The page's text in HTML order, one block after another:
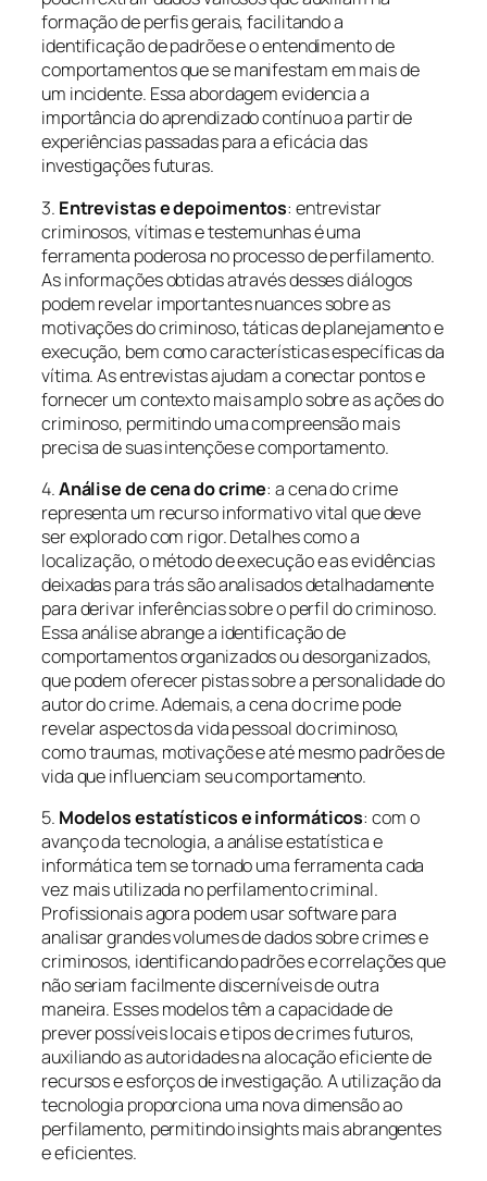
formação de perfis gerais, facilitando a
identificação de padrões e o entendimento de
comportamentos que se manifestam em mais de
um incidente. Essa abordagem evidencia a
importância do aprendizado contínuo a partir de
experiências passadas para a eficácia das
investigações futuras.
3. Entrevistas e depoimentos: entrevistar
criminosos, vítimas e testemunhas é uma
ferramenta poderosa no processo de perfilamento.
As informações obtidas através desses diálogos
podem revelar importantes nuances sobre as
motivações do criminoso, táticas de planejamento e
execução, bem como características específicas da
vítima. As entrevistas ajudam a conectar pontos e
fornecer um contexto mais amplo sobre as ações do
criminoso, permitindo uma compreensão mais
precisa de suas intenções e comportamento.
4.Análise de cena do crime: a cena do crime
representa um recurso informativo vital que deve
ser explorado com rigor. Detalhes como a
localização, o método de execução e as evidências
deixadas para trás são analisados detalhadamente
para derivar inferências sobre o perfil do criminoso.
Essa análise abrange a identificação de
comportamentos organizados ou desorganizados,
que podem oferecer pistas sobre a personalidade do
autor do crime. Ademais, a cena do crime pode
revelar aspectos da vida pessoal do criminoso,
como traumas, motivações e até mesmo padrões de
vida que influenciam seu comportamento.
5. Modelos estatísticos e informáticos: com o
avanço da tecnologia, a análise estatística e
informática tem se tornado uma ferramenta cada
vez mais utilizada no perfilamento criminal.
Profissionais agora podem usar software para
analisar grandes volumes de dados sobre crimes e
criminosos, identificando padrões e correlações que
não seriam facilmente discerníveis de outra
maneira. Esses modelos têm a capacidade de
prever possíveis locais e tipos de crimes futuros,
auxiliando as autoridades na alocação eficiente de
recursos e esforços de investigação. A utilização da
tecnologia proporciona uma nova dimensão ao
perfilamento, permitindo insights mais abrangentes
e eficientes.